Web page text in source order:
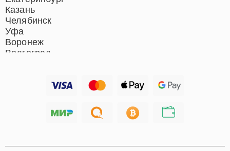
Казань
Челябинск
Уфа
Воронеж
Волгоград
Хабаровск